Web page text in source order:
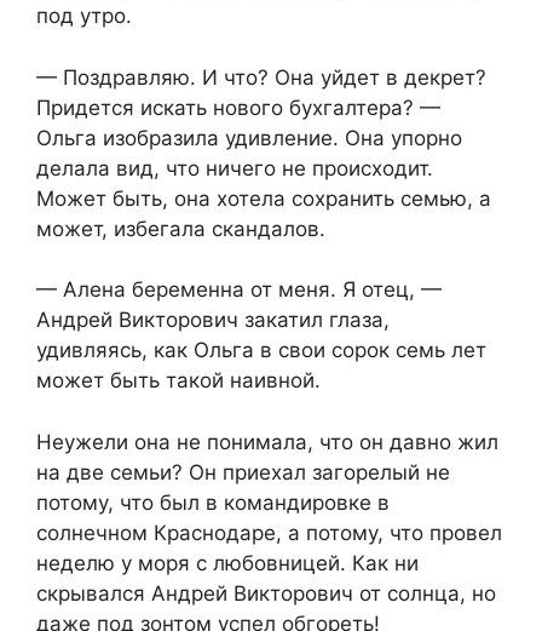
под утро.
— Поздравляю. И что? Она уйдет в декрет?
Придется искать нового бухгалтера? —
Ольга изобразила удивление. Она упорно
делала вид, что ничего не происходит.
Может быть, она хотела сохранить семью, а
может, избегала скандалов.
— Алена беременна от меня. Я отец, —
Андрей Викторович закатил глаза,
удивляясь, как Ольга в свои сорок семь лет
может быть такой наивной.
Неужели она не понимала, что он давно жил
на две семьи? Он приехал загорелый не
потому, что был в командировке в
солнечном Краснодаре, а потому, что провел
неделю у моря с любовницей. Как ни
скрывался Андрей Викторович от солнца, но
даже под зонтом успел обгореть!